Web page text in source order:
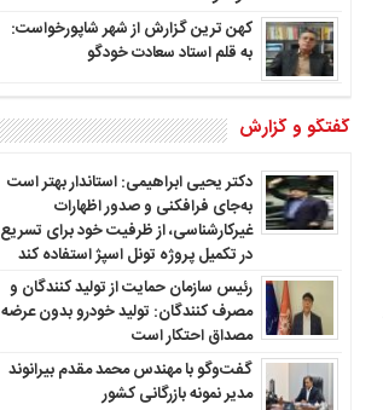
کهن ترین گزارش از شهر شاپورخواست:
به قلم استاد سعادت خودگو
گفتگو و گزارش
دکتر یحیی ابراهیمی: استاندار بهتر است
به‌جای فرافکنی و صدور اظهارات
غیرکارشناسی، از ظرفیت خود برای تسریع
در تکمیل پروژه تونل اسپژ استفاده کند
رئیس سازمان حمایت از تولید کنندگان و
مصرف کنندگان: تولید خودرو بدون عرضه
مصداق احتکار است
گفت‌وگو با مهندس محمد مقدم بیرانوند
مدیر نمونه بازرگانی کشور